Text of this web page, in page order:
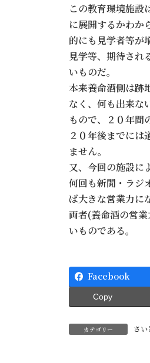
この教育環境施設
に展開するかわか
的にも見学者等が
見学等、期待され
いものだ。
本来養命酒側は跡
なく、何も出来な
もので、２０年間
２０年後までには
ません。
又、今回の施設に
何回も新聞・ラジ
ば大きな営業力に
両者(養命酒の営
いものである。
Facebook
Copy
カテゴリー さい